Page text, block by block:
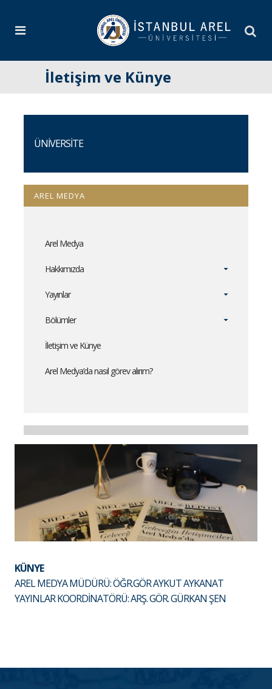
İletişim ve Künye
ÜNİVERSİTE
AREL MEDYA
Arel Medya
Hakkımızda
Yayınlar
Bölümler
İletişim ve Künye
Arel Medya’da nasıl görev alırım?
KÜNYE
AREL MEDYA MÜDÜRÜ: ÖĞR.GÖR AYKUT AYKANAT
YAYINLAR KOORDİNATÖRÜ: ARŞ. GÖR. GÜRKAN ŞEN